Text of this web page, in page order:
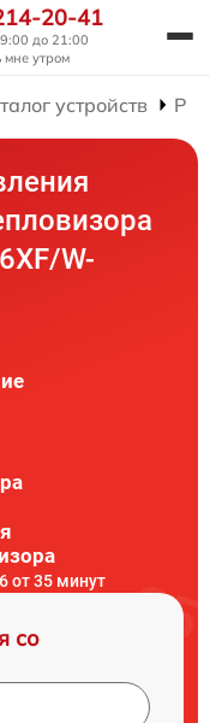
20-41
до 21:00
мне утром
устройств
W-
от 35 минут
со